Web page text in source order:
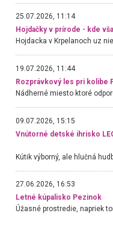
25.07.2026, 11:14
Hojdačky v prírode - kde
19.07.2026, 11:44
Rozprávkový les pri kolibe
09.07.2026, 15:15
Vnútorné detské ihrisko
27.06.2026, 16:53
Letné kúpalisko Pezinok